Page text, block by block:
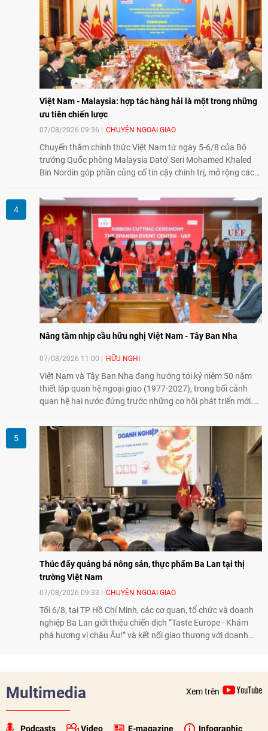
Việt Nam - Malaysia: hợp tác hàng hải là một trong những
ưu tiên chiến lược
07/08/2026 09:36 CHUYỆN NGOẠI GIAO
Chuyến thăm chính thức Việt Nam từ ngày 5-6/8 của Bộ
trưởng Quốc phòng Malaysia Dato’ Seri Mohamed Khaled
Bin Nordin góp phần củng cố tin cậy chính trị, mở rộng các
Malaysia theo hướng ngày càng thực chất.
Nâng tầm nhịp cầu hữu nghị Việt Nam - Tây Ban Nha
07/08/2026 11:00 HỮU NGHỊ
Việt Nam và Tây Ban Nha đang hướng tới kỷ niệm 50 năm
thiết lập quan hệ ngoại giao (1977-2027), trong bối cảnh
quan hệ hai nước đứng trước những cơ hội phát triển mới.
nhân dân có vai trò quan trọng trong việc củng cố nền tảng
xã hội, tăng cường hiểu biết, tin cậy và gắn bó giữa nhân
dân hai nước.
Thúc đẩy quảng bá nông sản, thực phẩm Ba Lan tại thị
trường Việt Nam
07/08/2026 09:33 CHUYỆN NGOẠI GIAO
Tối 6/8, tại TP Hồ Chí Minh, các cơ quan, tổ chức và doanh
nghiệp Ba Lan giới thiệu chiến dịch “Taste Europe - Khám
phá hương vị châu Âu!” và kết nối giao thương với doanh
Multimedia Xem trên
Podcasts Video E-magazine Infographic